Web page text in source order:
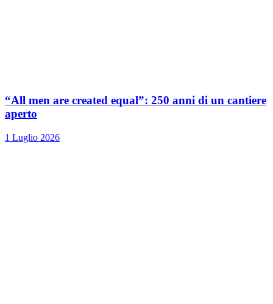
“All men are created equal”: 250 anni di un cantiere
aperto
1 Luglio 2026